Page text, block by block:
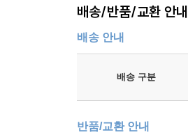
배송/반품/교환 안내
배송 안내
배송 구분
반품/교환 안내